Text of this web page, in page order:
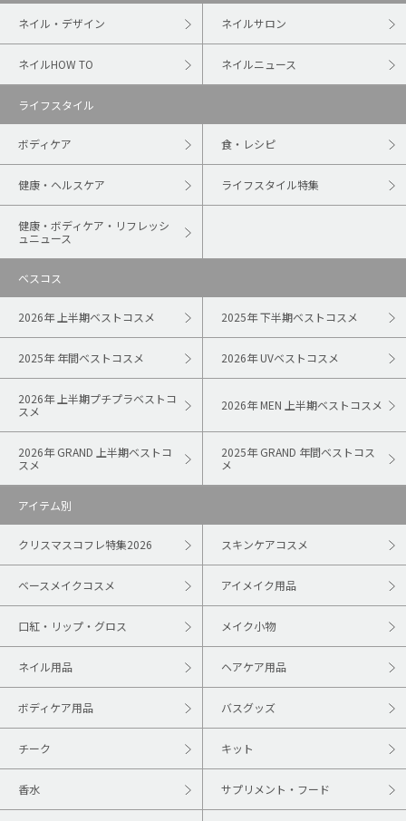
ネイル・デザイン ネイルサロン
ネイルHOW TO ネイルニュース
ライフスタイル
ボディケア 食・レシピ
健康・ヘルスケア ライフスタイル特集
健康・ボディケア・リフレッシ
ュニュース
ベスコス
2026年 上半期ベストコスメ 2025年 下半期ベストコスメ
2025年 年間ベストコスメ 2026年 UVベストコスメ
2026年 上半期プチプラベストコ
スメ
2026年 MEN 上半期ベストコスメ
2026年 GRAND 上半期ベストコ
スメ
2025年 GRAND 年間ベストコス
メ
アイテム別
クリスマスコフレ特集2026 スキンケアコスメ
ベースメイクコスメ アイメイク用品
口紅・リップ・グロス メイク小物
ネイル用品 ヘアケア用品
ボディケア用品 バスグッズ
チーク キット
香水 サプリメント・フード